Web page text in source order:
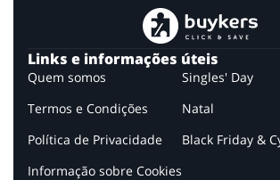
Links e informações úteis
Quem somos
Termos e Condições
Política de Privacidade
Informação sobre Cookies
Singles' Day
Natal
Black Friday &